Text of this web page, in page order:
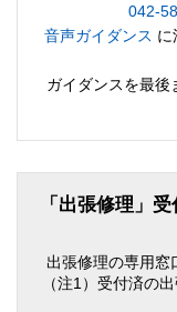
042-
音声ガイダンス に
ガイダンスを最後
「出張修理」
出張修理の専用窓
（注1）受付済の